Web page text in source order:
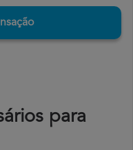
para